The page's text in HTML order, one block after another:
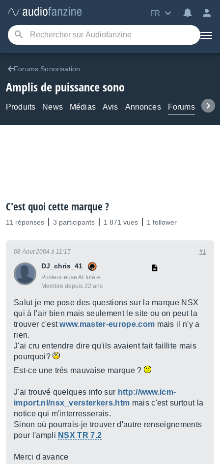
FR
Forums Sonorisation
Amplis de puissance sono
Produits News Médias Avis Annonces Forums
C'est quoi cette marque ?
11 réponses 3 participants 1 871 vues 1 follower
DJ_chris_41
Posteur·euse AFfolé·e
Membre depuis 22 ans
08 Aout 2004 à 11:15 #1
Salut je me pose des questions sur la marque NSX
qui à l'air bien mais seulement le site ou on peut la
trouver c'estwww.master-europe.com mais il n'y a
rien.
J'ai cru entendre dire qu'ils avaient fait faillite mais
pourquoi?
Est-ce une trés mauvaise marque ?
J'ai trouvé quelques info sur http://www.icm-
import.nl/nsx_versterkers.htm mais c'est surtout la
notice qui m'interresserais.
Sinon où pourrais-je trouver d'autre renseignements
pour l'ampli NSX TR 7.2
Merci d'avance